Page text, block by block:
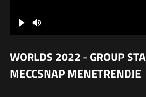
WORLDS 2022 - GROUP
MECCSNAP MENETRENDJE